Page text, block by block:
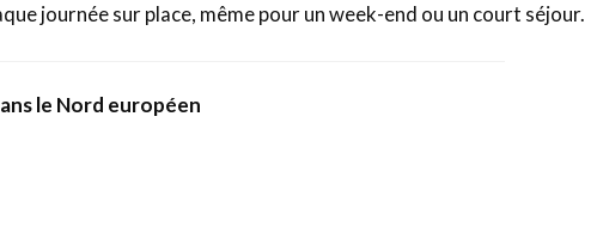
journée sur place, même pour un week-end ou un court séjour.
le Nord européen